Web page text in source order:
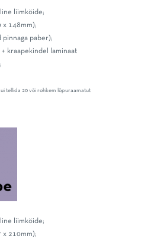
liimköide;
x 148mm);
pinnaga paber);
kraapekindel laminaat
tellida 20 või rohkem lõpuraamatut
liimköide;
x 210mm);